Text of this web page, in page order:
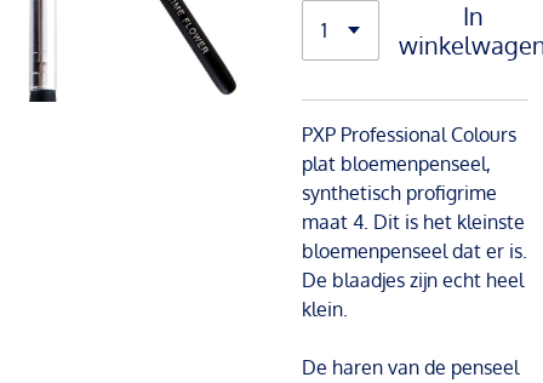
In
PXP Professional Colours
plat bloemenpenseel,
synthetisch profigrime
maat 4. Dit is het kleinste
bloemenpenseel dat er is.
De blaadjes zijn echt heel
klein.
De haren van de penseel